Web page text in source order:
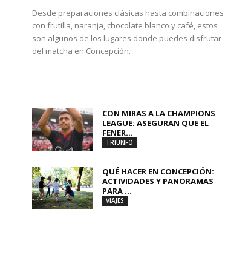
Desde preparaciones clásicas hasta combinaciones
con frutilla, naranja, chocolate blanco y café, estos
son algunos de los lugares donde puedes disfrutar
del matcha en Concepción.
CON MIRAS A LA CHAMPIONS
LEAGUE: ASEGURAN QUE EL
FENER...
TRIUNFO
QUÉ HACER EN CONCEPCIÓN:
ACTIVIDADES Y PANORAMAS
PARA ...
VIAJES